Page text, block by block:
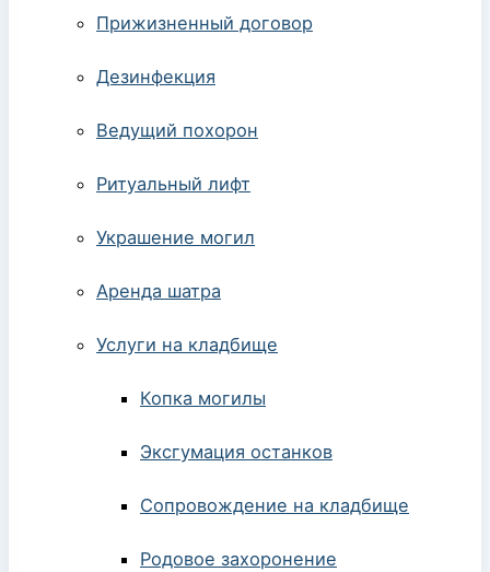
Прижизненный договор
Дезинфекция
Ведущий похорон
Ритуальный лифт
Украшение могил
Аренда шатра
Услуги на кладбище
Копка могилы
Эксгумация останков
Сопровождение на кладбище
Родовое захоронение